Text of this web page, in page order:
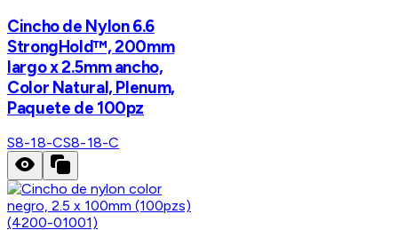
Cincho de Nylon 6.6
StrongHold™, 200mm
largo x 2.5mm ancho,
Color Natural, Plenum,
Paquete de 100pz
S8-18-CS8-18-C